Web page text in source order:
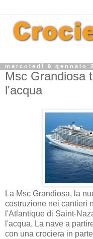
mercoledì 9 gennaio
Msc Grandiosa
l'acqua
La Msc Grandiosa, la
costruzione nei cantieri
l'Atlantique di Saint-
l'acqua. La nave a
con una crociera in